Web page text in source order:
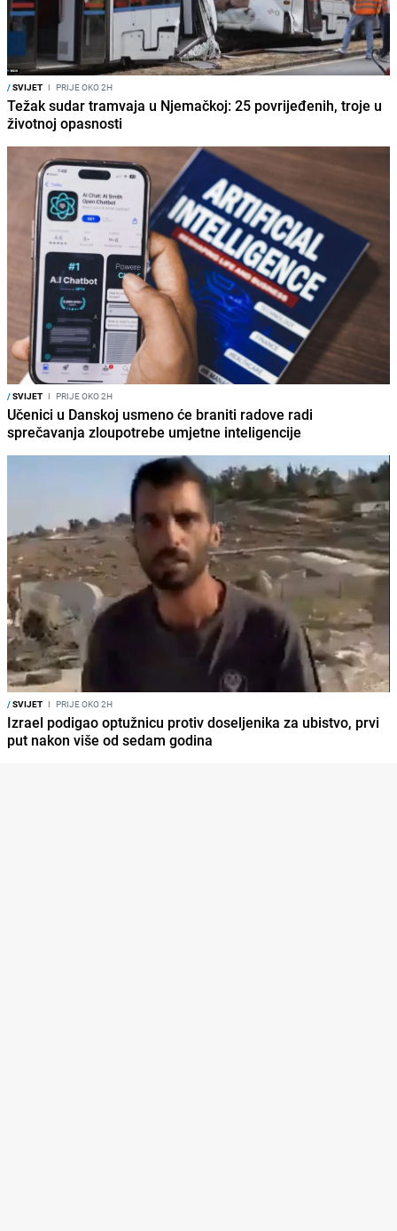
/SVIJET I PRIJE OKO 2H
Težak sudar tramvaja u Njemačkoj: 25 povrijeđenih, troje u
životnoj opasnosti
/SVIJET I PRIJE OKO 2H
Učenici u Danskoj usmeno će braniti radove radi
sprečavanja zloupotrebe umjetne inteligencije
/SVIJET I PRIJE OKO 2H
Izrael podigao optužnicu protiv doseljenika za ubistvo, prvi
put nakon više od sedam godina